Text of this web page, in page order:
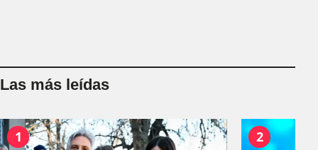
Las más leídas
1 2